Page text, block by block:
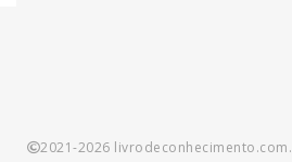
2021-2026 livrodeconhecimento.com.